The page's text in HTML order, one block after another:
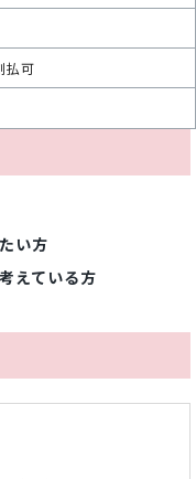
払可
い方
えている方